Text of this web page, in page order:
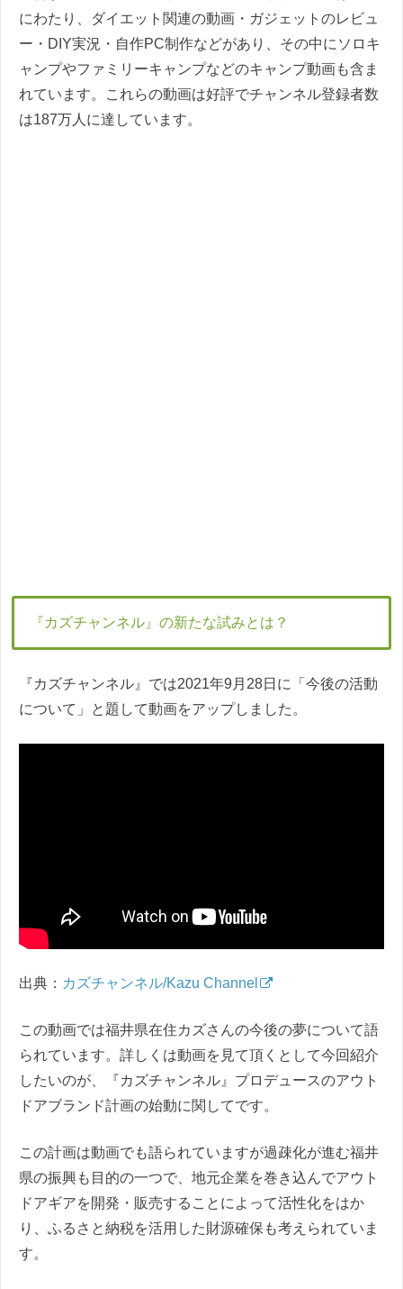
にわたり、ダイエット関連の動画・ガジェットのレビュ
ー・DIY実況・自作PC制作などがあり、その中にソロキ
ャンプやファミリーキャンプなどのキャンプ動画も含ま
れています。これらの動画は好評でチャンネル登録者数
は187万人に達しています。
『カズチャンネル』の新たな試みとは？
『カズチャンネル』では2021年9月28日に「今後の活動
について」と題して動画をアップしました。
出典： カズチャンネル/Kazu Channel
この動画では福井県在住カズさんの今後の夢について語
られています。詳しくは動画を見て頂くとして今回紹介
したいのが、『カズチャンネル』プロデュースのアウト
ドアブランド計画の始動に関してです。
この計画は動画でも語られていますが過疎化が進む福井
県の振興も目的の一つで、地元企業を巻き込んでアウト
ドアギアを開発・販売することによって活性化をはか
り、ふるさと納税を活用した財源確保も考えられていま
す。